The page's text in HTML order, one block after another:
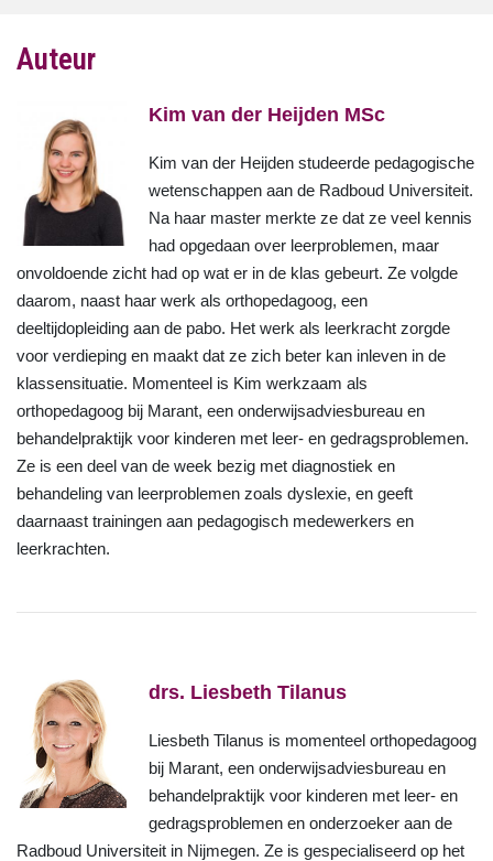
Auteur
Kim van der Heijden MSc
Kim van der Heijden studeerde pedagogische
wetenschappen aan de Radboud Universiteit.
Na haar master merkte ze dat ze veel kennis
had opgedaan over leerproblemen, maar
onvoldoende zicht had op wat er in de klas gebeurt. Ze volgde
daarom, naast haar werk als orthopedagoog, een
deeltijdopleiding aan de pabo. Het werk als leerkracht zorgde
voor verdieping en maakt dat ze zich beter kan inleven in de
klassensituatie. Momenteel is Kim werkzaam als
orthopedagoog bij Marant, een onderwijsadviesbureau en
behandelpraktijk voor kinderen met leer- en gedragsproblemen.
Ze is een deel van de week bezig met diagnostiek en
behandeling van leerproblemen zoals dyslexie, en geeft
daarnaast trainingen aan pedagogisch medewerkers en
leerkrachten.
drs. Liesbeth Tilanus
Liesbeth Tilanus is momenteel orthopedagoog
bij Marant, een onderwijsadviesbureau en
behandelpraktijk voor kinderen met leer- en
gedragsproblemen en onderzoeker aan de
Radboud Universiteit in Nijmegen. Ze is gespecialiseerd op het